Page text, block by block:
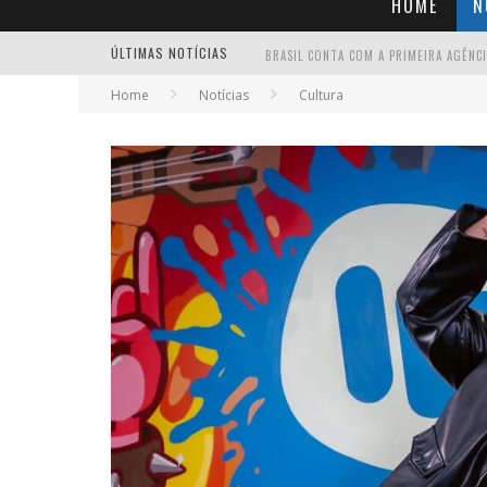
HOME
ÚLTIMAS NOTÍCIAS
Home Notícias Cultura